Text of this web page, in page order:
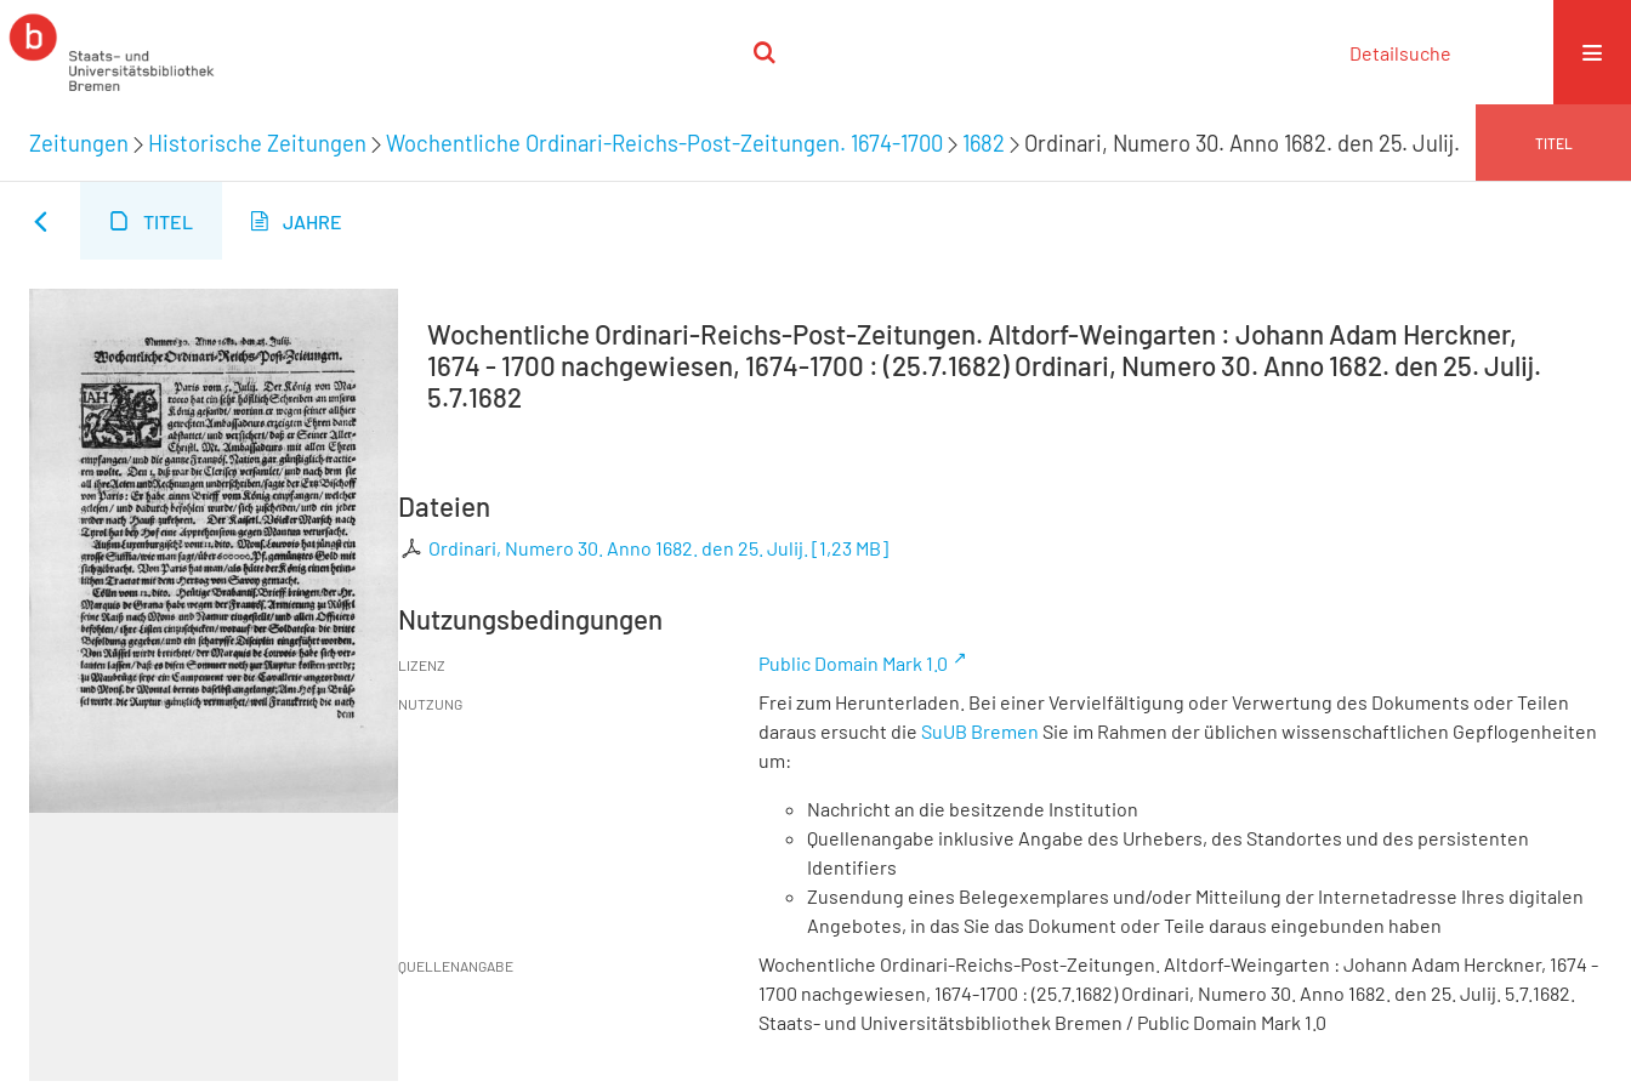
Detailsuche
Zeitungen Historische Zeitungen Wochentliche Ordinari-Reichs-Post-Zeitungen. 1674-1700 1682 Ordinari, Numero 30. Anno 1682. den 25. Julij. TITEL
TITEL JAHRE
Wochentliche Ordinari-Reichs-Post-Zeitungen. Altdorf-Weingarten : Johann Adam Herckner,
1674 - 1700 nachgewiesen, 1674-1700 : (25.7.1682) Ordinari, Numero 30. Anno 1682. den 25. Julij.
5.7.1682
Dateien
Ordinari, Numero 30. Anno 1682. den 25. Julij. [1,23 MB]
Nutzungsbedingungen
LIZENZ Public Domain Mark 1.0
NUTZUNG
Frei zum Herunterladen. Bei einer Vervielfältigung oder Verwertung des Dokuments oder Teilen
daraus ersucht die SuUB Bremen Sie im Rahmen der üblichen wissenschaftlichen Gepflogenheiten
um:
Nachricht an die besitzende Institution
Quellenangabe inklusive Angabe des Urhebers, des Standortes und des persistenten
Identifiers
Zusendung eines Belegexemplares und/oder Mitteilung der Internetadresse Ihres digitalen
Angebotes, in das Sie das Dokument oder Teile daraus eingebunden haben
QUELLENANGABE
Wochentliche Ordinari-Reichs-Post-Zeitungen. Altdorf-Weingarten : Johann Adam Herckner, 1674 -
1700 nachgewiesen, 1674-1700 : (25.7.1682) Ordinari, Numero 30. Anno 1682. den 25. Julij. 5.7.1682.
Staats- und Universitätsbibliothek Bremen / Public Domain Mark 1.0